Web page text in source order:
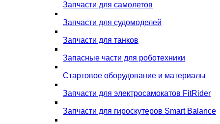
Запчасти для самолетов
Запчасти для судомоделей
Запчасти для танков
Запасные части для роботехники
Стартовое оборудование и материалы
Запчасти для электросамокатов FitRider
Запчасти для гироскутеров Smart Balance